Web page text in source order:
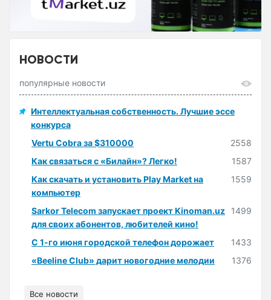
НОВОСТИ
популярные новости
Интеллектуальная собственность. Лучшие эссе
конкурса
Vertu Cobra за $310000
2558
Как связаться с «Билайн»? Легко!
1587
Как скачать и установить Play Market на
компьютер
1559
Sarkor Telecom запускает проект Kinoman.uz
для своих абонентов, любителей кино!
1499
С 1-го июня городской телефон дорожает
1433
«Beeline Club» дарит новогодние мелодии
1376
Все новости